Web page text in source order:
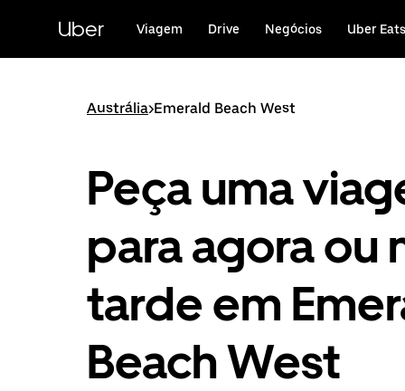
conteúdo
Uber Viagem Drive Negócios Uber Eats
Austrália>Emerald Beach West
Peça uma
para agora ou
tarde em
Beach West